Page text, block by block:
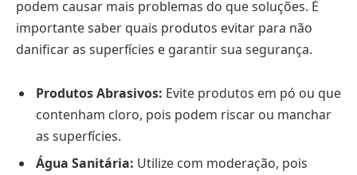
podem causar mais problemas do que soluções. É
importante saber quais produtos evitar para não
danificar as superfícies e garantir sua segurança.
Produtos Abrasivos: Evite produtos em pó ou que
contenham cloro, pois podem riscar ou manchar
as superfícies.
Água Sanitária: Utilize com moderação, pois